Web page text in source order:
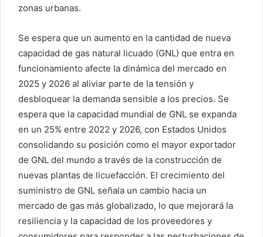
zonas urbanas.
Se espera que un aumento en la cantidad de nueva
capacidad de gas natural licuado (GNL) que entra en
funcionamiento afecte la dinámica del mercado en
2025 y 2026 al aliviar parte de la tensión y
desbloquear la demanda sensible a los precios. Se
espera que la capacidad mundial de GNL se expanda
en un 25% entre 2022 y 2026, con Estados Unidos
consolidando su posición como el mayor exportador
de GNL del mundo a través de la construcción de
nuevas plantas de licuefacción. El crecimiento del
suministro de GNL señala un cambio hacia un
mercado de gas más globalizado, lo que mejorará la
resiliencia y la capacidad de los proveedores y